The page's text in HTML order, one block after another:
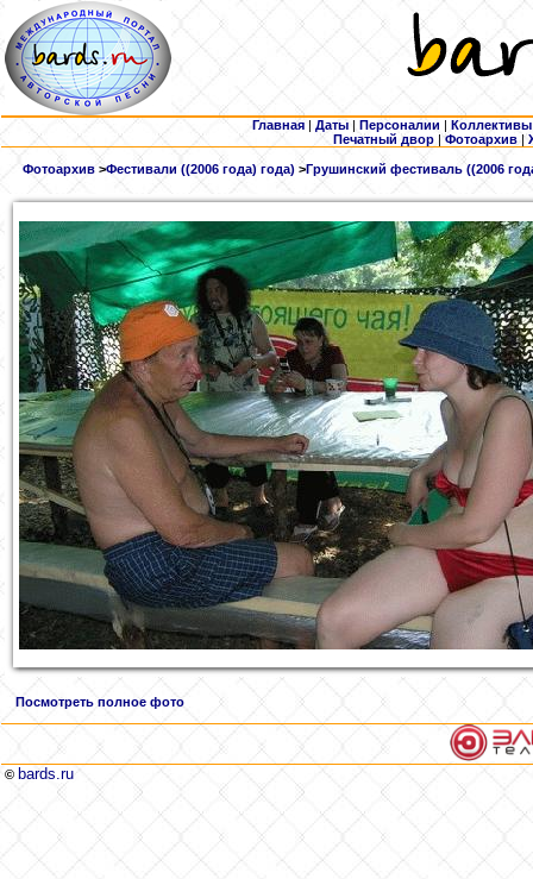
Главная | Даты | Персоналии | Коллективы
Печатный двор |Фотоархив |
Фотоархив >Фестивали ((2006 года) года) >Грушинский фестиваль ((2006
Посмотреть полное фото
© bards.ru